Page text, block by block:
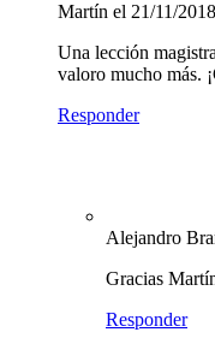
Martín el 21/11/
Una lección
valoro mucho más.
Responder
Alejandro
Gracias
Responder